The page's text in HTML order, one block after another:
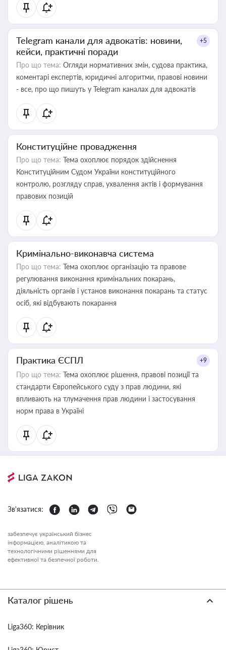
Telegram канали для адвокатів: новини,
кейси, практичні поради
+5
Про що тема: Огляди нормативних змін, судова практика,
коментарі експертів, юридичні алгоритми, правові новини
- все, про що пишуть у Telegram каналах для адвокатів
Конституційне провадження
Про що тема: Тема охоплює порядок здійснення
Конституційним Судом України конституційного
контролю, розгляду справ, ухвалення актів і формування
правових позицій
Кримінально-виконавча система
Про що тема: Тема охоплює організацію та правове
регулювання виконання кримінальних покарань,
діяльність органів і установ виконання покарань та статус
осіб, які відбувають покарання
Практика ЄСПЛ +9
Про що тема: Тема охоплює рішення, правові позиції та
стандарти Європейського суду з прав людини, які
впливають на тлумачення прав людини і застосування
норм права в Україні
Зв'язатися:
забезпечує український бізнес
інформацією, аналітикою та
технологічними рішеннями для
ефективної та безпечної роботи.
Каталог рішень
Liga360: Керівник